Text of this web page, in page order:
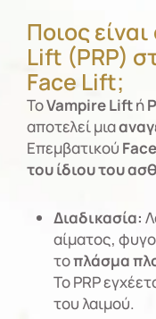
Ποιος
Lift (PRP)
Face Lift;
ΤοVampire Liftή
αποτελεί μια
Επεμβατικού
του ίδιου του
Διαδικασία:
αίματος,
τοπλάσμα
Το PRP
του λαιμού.